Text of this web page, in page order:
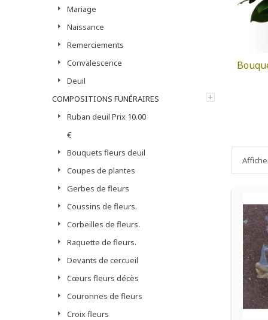
Mariage
Naissance
Remerciements
Convalescence
Deuil
COMPOSITIONS FUNÉRAIRES
Ruban deuil Prix 10.00
€
Bouquets fleurs deuil
Coupes de plantes
Gerbes de fleurs
Coussins de fleurs.
Corbeilles de fleurs.
Raquette de fleurs.
Devants de cercueil
Cœurs fleurs décès
Couronnes de fleurs
Croix fleurs